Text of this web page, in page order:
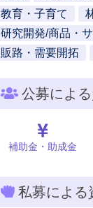
教育・子育て
研究開発/商品・
販路・需要開拓
公募によ
補助金・助成金
私募による